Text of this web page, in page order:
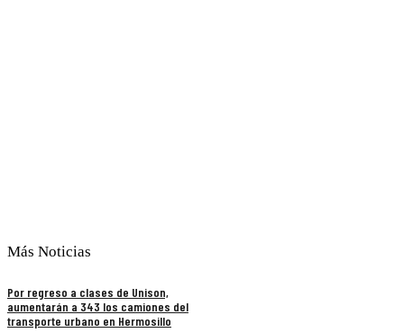
Más Noticias
Por regreso a clases de Unison,
aumentarán a 343 los camiones del
transporte urbano en Hermosillo